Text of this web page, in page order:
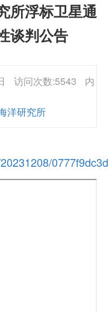
所浮标卫星通
谈判公告
访问次数:5543 内
洋研究所